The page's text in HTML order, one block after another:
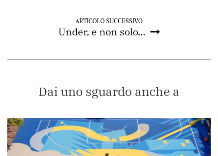
ARTICOLO SUCCESSIVO
Under, e non solo…
Dai uno sguardo anche a